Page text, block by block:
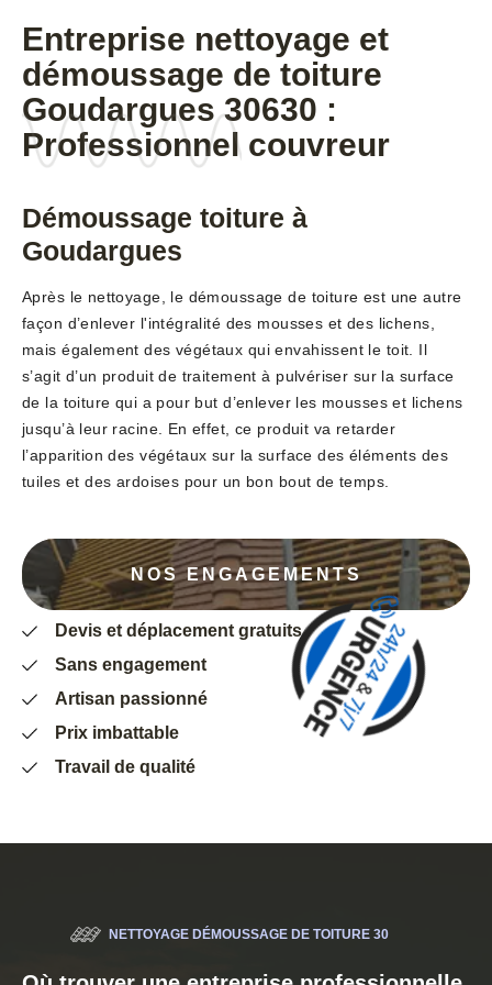
Entreprise nettoyage et
démoussage de toiture
Goudargues 30630 :
Professionnel couvreur
Démoussage toiture à
Goudargues
Après le nettoyage, le démoussage de toiture est une autre
façon d’enlever l'intégralité des mousses et des lichens,
mais également des végétaux qui envahissent le toit. Il
s’agit d’un produit de traitement à pulvériser sur la surface
de la toiture qui a pour but d’enlever les mousses et lichens
jusqu’à leur racine. En effet, ce produit va retarder
l’apparition des végétaux sur la surface des éléments des
tuiles et des ardoises pour un bon bout de temps.
NOS ENGAGEMENTS
Devis et déplacement gratuits
Sans engagement
Artisan passionné
Prix imbattable
Travail de qualité
NETTOYAGE DÉMOUSSAGE DE TOITURE 30